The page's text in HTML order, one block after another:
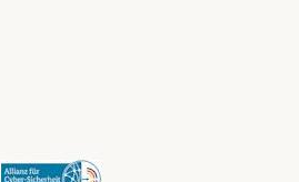
Security Security